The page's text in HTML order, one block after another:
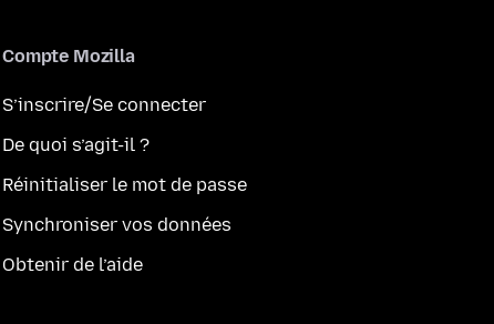
Compte Mozilla
S’inscrire/Se connecter
De quoi s’agit-il ?
Réinitialiser le mot de passe
Synchroniser vos données
Obtenir de l’aide